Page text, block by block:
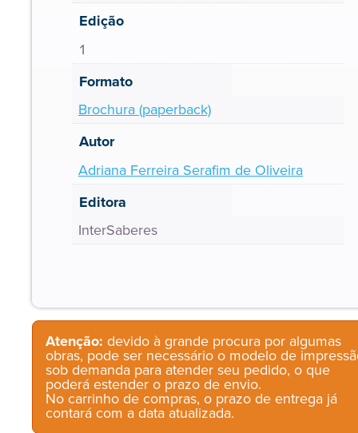
Edição
1
Formato
Brochura (paperback)
Autor
Adriana Ferreira Serafim de Oliveira
Editora
InterSaberes
Atenção: devido à grande procura por algumas
obras, pode ser necessário o modelo de
sob demanda para atender seu pedido, o que
poderá estender o prazo de envio.
No carrinho de compras, o prazo de entrega já
contará com a data atualizada.